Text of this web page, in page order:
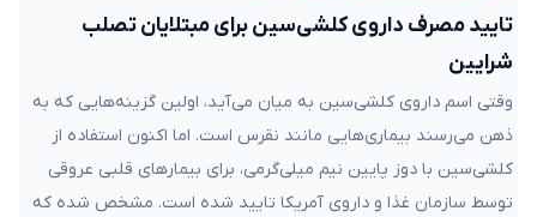
تایید مصرف داروی کلشی‌سین برای مبتلایان تصلب
شرایین
وقتی اسم داروی کلشی‌سین به میان می‌آید، اولین گزینه‌هایی که به
ذهن‌ می‌رسند بیماری‌هایی مانند نقرس است. اما اکنون استفاده از
کلشی‌سین با دوز پایین نیم میلی‌گرمی، برای بیمارهای قلبی عروقی
توسط سازمان غذا و داروی آمریکا تایید شده است. مشخص شده که